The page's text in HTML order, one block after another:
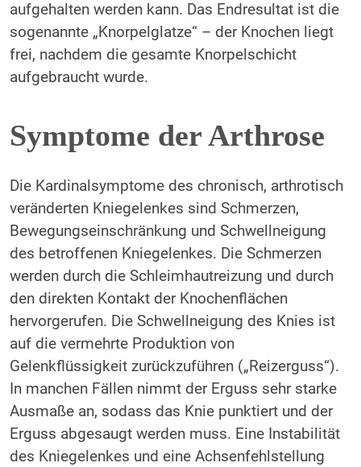
aufgehalten werden kann. Das Endresultat ist die
sogenannte „Knorpelglatze“ – der Knochen liegt
frei, nachdem die gesamte Knorpelschicht
aufgebraucht wurde.
Symptome der Arthrose
Die Kardinalsymptome des chronisch, arthrotisch
veränderten Kniegelenkes sind Schmerzen,
Bewegungseinschränkung und Schwellneigung
des betroffenen Kniegelenkes. Die Schmerzen
werden durch die Schleimhautreizung und durch
den direkten Kontakt der Knochenflächen
hervorgerufen. Die Schwellneigung des Knies ist
auf die vermehrte Produktion von
Gelenkflüssigkeit zurückzuführen („Reizerguss“).
In manchen Fällen nimmt der Erguss sehr starke
Ausmaße an, sodass das Knie punktiert und der
Erguss abgesaugt werden muss. Eine Instabilität
des Kniegelenkes und eine Achsenfehlstellung